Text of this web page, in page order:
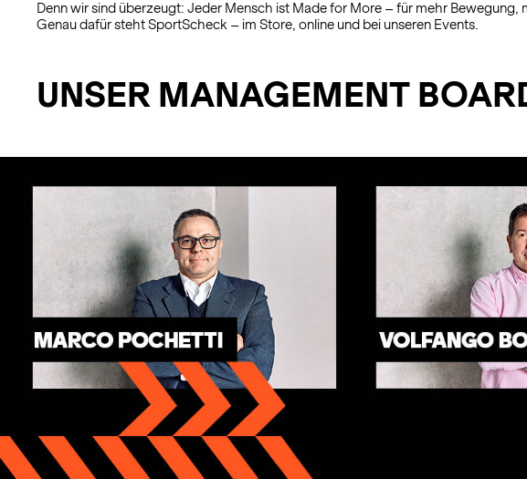
Denn wir sind überzeugt: Jeder Mensch ist Made for More – für mehr Bewegung,
Genau dafür steht SportScheck – im Store, online und bei unseren Events.
UNSER MANAGEMENT